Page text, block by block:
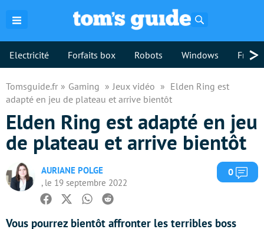
Electricité Forfaits box Robots Windows >
Tomsguide.fr Gaming Jeux vidéo
Elden Ring est
adapté en jeu de plateau et arrive bientôt
Elden Ring est adapté en jeu
de plateau et arrive bientôt
AURIANE POLGE
, le 19 septembre 2022
0
Facebook
TwitterWhatsapp
Reddit
Vous pourrez bientôt affronter les terribles boss